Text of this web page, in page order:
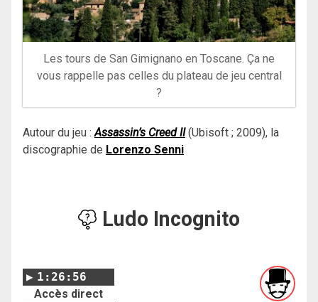
Les tours de San Gimignano en Toscane. Ça ne
vous rappelle pas celles du plateau de jeu central
?
Autour du jeu :Assassin’s Creed II(Ubisoft ; 2009), la
discographie de Lorenzo Senni
Ludo Incognito
1:26:56
Accès direct